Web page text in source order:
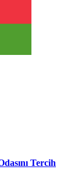
Tercih